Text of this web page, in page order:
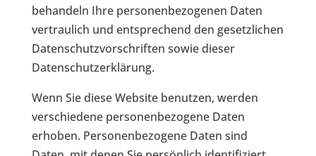
behandeln Ihre personenbezogenen Daten
vertraulich und entsprechend den gesetzlichen
Datenschutzvorschriften sowie dieser
Datenschutzerklärung.
Wenn Sie diese Website benutzen, werden
verschiedene personenbezogene Daten
erhoben. Personenbezogene Daten sind